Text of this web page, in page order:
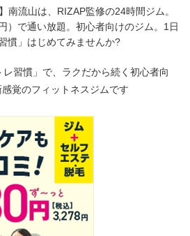
南流山は、RIZAP監修の24時間ジム。
）で通い放題。初心者向けのジム。1日
慣」はじめてみませんか?
習慣」で、ラクだから続く初心者向
覚のフィットネスジムです